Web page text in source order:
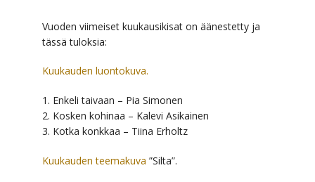
Vuoden viimeiset kuukausikisat on äänestetty ja
tässä tuloksia:
Kuukauden luontokuva.
1. Enkeli taivaan – Pia Simonen
2. Kosken kohinaa – Kalevi Asikainen
3. Kotka konkkaa – Tiina Erholtz
Kuukauden teemakuva ”Silta”.